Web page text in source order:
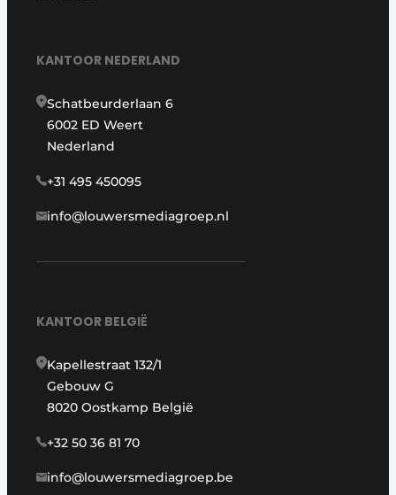
KANTOOR NEDERLAND
Schatbeurderlaan 6
6002 ED Weert
Nederland
+31 495 450095
info@louwersmediagroep.nl
KANTOOR BELGIË
Kapellestraat 132/1
Gebouw G
8020 Oostkamp België
+32 50 36 81 70
info@louwersmediagroep.be